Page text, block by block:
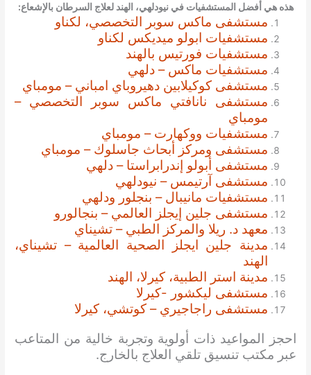
هذه هي أفضل المستشفيات في نيودلهي، الهند لعلاج السرطان بالإشعاع:
مستشفى ماكس سوبر التخصصي، لكناو
مستشفيات ابولو ميديكس لكناو
مستشفيات فورتيس بالهند
مستشفيات ماكس – دلهي
مستشفى كوكيلابين دهيروباي امباني – مومباي
مستشفى نانافتي ماكس سوبر التخصصي –
مومباي
مستشفيات ووكهارت – مومباي
مستشفى ومركز أبحاث جاسلوك – مومباي
مستشفى أبولو إندرابراستا – دلهي
مستشفى آرتيمس – نيودلهي
مستشفيات مانيبال – بنجلور ودلهي
مستشفى جلين إيجلز العالمي – بنجالورو
معهد د. ريلا والمركز الطبي – تشيناي
مدينة جلين ايجلز الصحية العالمية – تشيناي،
الهند
مدينة استر الطبية، كيرلا، الهند
مستشفى ليكشور -كيرلا
مستشفى راجاجيري – كوتشي، كيرلا
احجز المواعيد ذات أولوية وتجربة خالية من المتاعب
عبر مكتب تنسيق تلقي العلاج بالخارج.